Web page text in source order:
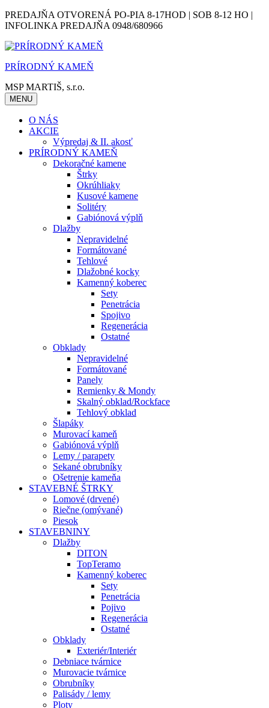
Skip
to
PREDAJŇA OTVORENÁ PO-PIA 8-17HOD | SOB 8-12 HO |
INFOLINKA PREDAJŇA 0948/680966
PRÍRODNÝ KAMEŇ
MSP MARTIŠ, s.r.o.
MENU
O NÁS
AKCIE
Výpredaj & II. akosť
PRÍRODNÝ KAMEŇ
Dekoračné kamene
Štrky
Okrúhliaky
Kusové kamene
Solitéry
Gabiónová výplň
Dlažby
Nepravidelné
Formátované
Tehlové
Dlažobné kocky
Kamenný koberec
Sety
Penetrácia
Spojivo
Regenerácia
Ostatné
Obklady
Nepravidelné
Formátované
Panely
Remienky & Mondy
Skalný obklad/Rockface
Tehlový obklad
Šlapáky
Murovací kameň
Gabiónová výplň
Lemy / parapety
Sekané obrubníky
Ošetrenie kameňa
STAVEBNÉ ŠTRKY
Lomové (drvené)
Riečne (omývané)
Piesok
STAVEBNINY
Dlažby
DITON
TopTeramo
Kamenný koberec
Sety
Penetrácia
Pojivo
Regenerácia
Ostatné
Obklady
Exteriér/Interiér
Debniace tvárnice
Murovacie tvárnice
Obrubníky
Palisády / lemy
Ploty